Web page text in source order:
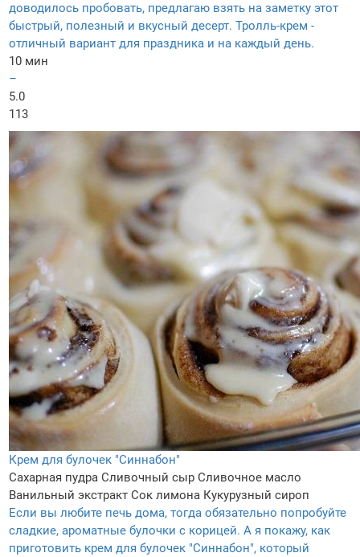
доводилось пробовать, предлагаю взять на заметку этот
быстрый, полезный и вкусный десерт. Тролль-крем -
отличный вариант для праздника и на каждый день.
10 мин
–
5.0
113
Крем для булочек "Синнабон"
Сахарная пудра Сливочный сыр Сливочное масло
Ванильный экстракт Сок лимона Кукурузный сироп
Если вы любите печь дома, тогда обязательно попробуйте
сладкие, ароматные булочки с корицей. А я покажу, как
приготовить крем для булочек "Синнабон", который